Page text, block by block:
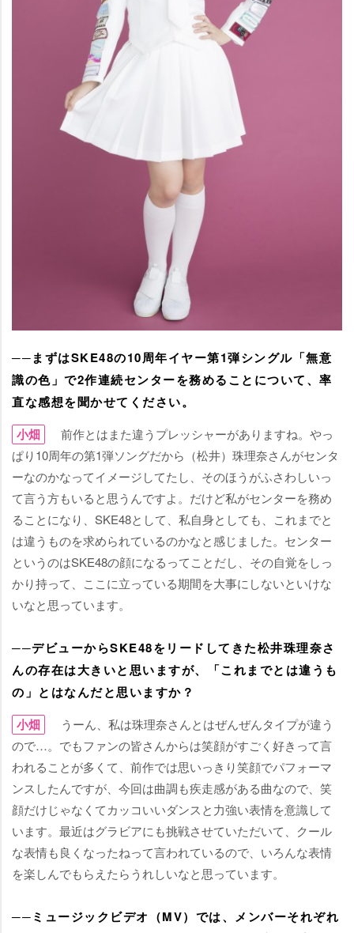
──まずはSKE48の10周年イヤー第1弾シングル「無意
識の色」で2作連続センターを務めることについて、率
直な感想を聞かせてください。
小畑
前作とはまた違うプレッシャーがありますね。やっ
ぱり10周年の第1弾ソングだから（松井）珠理奈さんがセンタ
ーなのかなってイメージしてたし、そのほうがふさわしいっ
て言う方もいると思うんですよ。だけど私がセンターを務め
ることになり、SKE48として、私自身としても、これまでと
は違うものを求められているのかなと感じました。センター
というのはSKE48の顔になるってことだし、その自覚をしっ
かり持って、ここに立っている期間を大事にしないといけな
いなと思っています。
──デビューからSKE48をリードしてきた松井珠理奈さ
んの存在は大きいと思いますが、「これまでとは違うも
の」とはなんだと思いますか？
小畑
うーん、私は珠理奈さんとはぜんぜんタイプが違う
ので…。でもファンの皆さんからは笑顔がすごく好きって言
われることが多くて、前作では思いっきり笑顔でパフォーマ
ンスしたんですが、今回は曲調も疾走感がある曲なので、笑
顔だけじゃなくてカッコいいダンスと力強い表情を意識して
います。最近はグラビアにも挑戦させていただいて、クール
な表情も良くなったねって言われているので、いろんな表情
を楽しんでもらえたらうれしいなと思っています。
──ミュージックビデオ（MV）では、メンバーそれぞれ